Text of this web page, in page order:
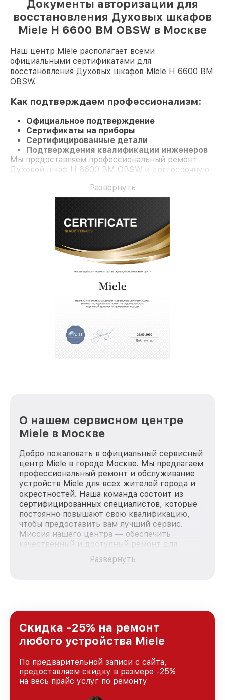
Документы авторизации для
восстановления Духовых шкафов
Miele H 6600 BM OBSW в Москве
Наш центр Miele располагает всеми
официальными сертификатами для
восстановления Духовых шкафов Miele H 6600 BM
OBSW.
Как подтверждаем профессионализм:
Официальное подтверждение
Сертификаты на приборы
Сертифицированные детали
Подтверждения квалификации инженеров
Мы предоставляем профессиональный ремонт
Духовой шкаф H 6600 BM OBSW и долгосрочную
Развернуть
О нашем сервисном центре
Miele в Москве
Добро пожаловать в официальный сервисный
центр Miele в городе Москве. Мы предлагаем
профессиональный ремонт и обслуживание
устройств Miele для всех жителей города и
окрестностей. Наша команда состоит из
сертифицированных специалистов, которые
постоянно повышают свою квалификацию,
чтобы предоставить вам лучший сервис.
Миссия нашего центра — обеспечить
качественный и доступный ремонт для
каждого пользователя продукции Miele, вне
зависимости от сложности поломки. Мы
и лояльности наших клиентов.
Развернуть
Скидка -25% на ремонт
любого устройства Miele
По предварительной записи с сайта,
предоставляем скидку в размере -25%
на весь прайс услуг по ремонту